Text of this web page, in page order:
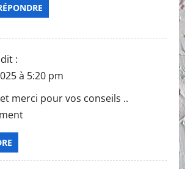
dit :
à 5:20 pm
merci pour vos conseils ..